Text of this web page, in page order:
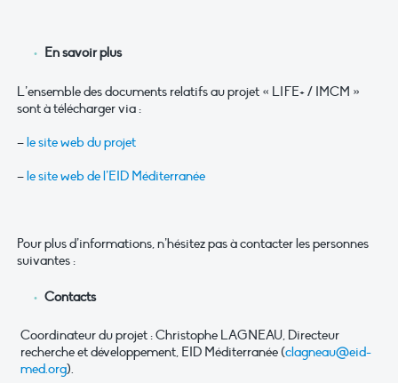
En savoir plus
L’ensemble des documents relatifs au projet « LIFE+ / IMCM »
sont à télécharger via :
–le site web du projet
–le site web de l’EID Méditerranée
Pour plus d’informations, n’hésitez pas à contacter les personnes
suivantes :
Contacts
Coordinateur du projet : Christophe LAGNEAU, Directeur
recherche et développement, EID Méditerranée (clagneau@eid-
med.org).